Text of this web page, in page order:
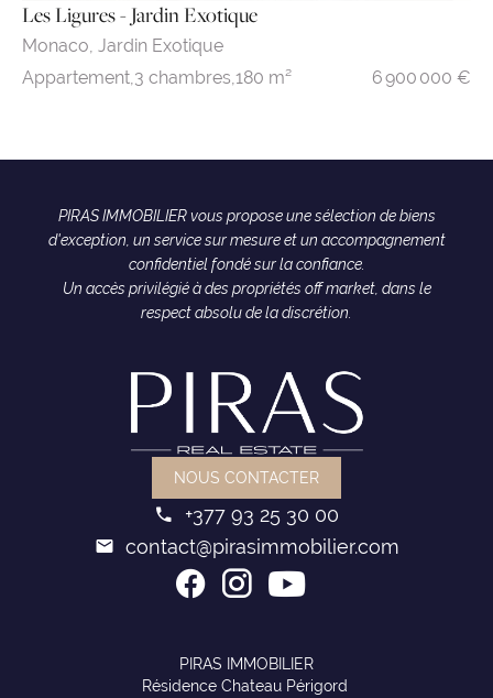
Les Ligures - Jardin Exotique
Monaco, Jardin Exotique
Appartement,3 chambres,180 m² 6 900 000 €
PIRAS IMMOBILIER vous propose une sélection de biens
d'exception, un service sur mesure et un accompagnement
confidentiel fondé sur la confiance.
Un accès privilégié à des propriétés off market, dans le
respect absolu de la discrétion.
NOUS CONTACTER
+377 93 25 30 00
contact@pirasimmobilier.com
PIRAS IMMOBILIER
Résidence Chateau Périgord